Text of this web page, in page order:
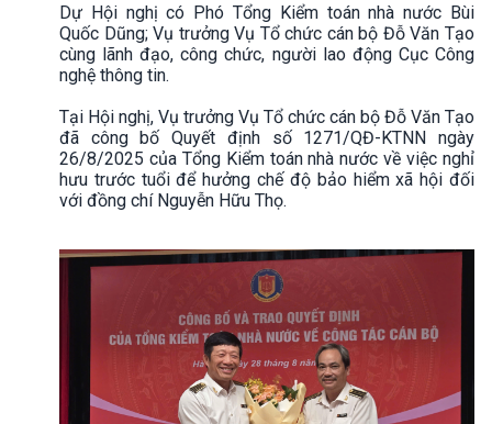
Dự Hội nghị có Phó Tổng Kiểm toán nhà nước Bùi
Quốc Dũng; Vụ trưởng Vụ Tổ chức cán bộ Đỗ Văn Tạo
cùng lãnh đạo, công chức, người lao động Cục Công
nghệ thông tin.
Tại Hội nghị, Vụ trưởng Vụ Tổ chức cán bộ Đỗ Văn Tạo
đã công bố Quyết định số 1271/QĐ-KTNN ngày
26/8/2025 của Tổng Kiểm toán nhà nước về việc nghỉ
hưu trước tuổi để hưởng chế độ bảo hiểm xã hội đối
với đồng chí Nguyễn Hữu Thọ.